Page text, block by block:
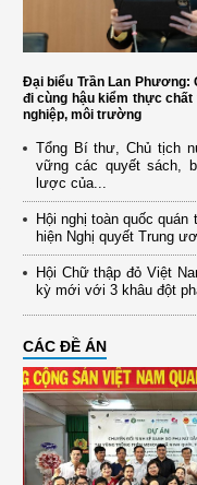
Đại biểu Trần Lan Phương:
đi cùng hậu kiểm thực
nghiệp, môi trường
Tổng Bí thư, Chủ tịch
vững các quyết sách,
lược của...
Hội nghị toàn quốc
hiện Nghị quyết Trung
Hội Chữ thập đỏ Việt
kỳ mới với 3 khâu đột
CÁC ĐỀ ÁN